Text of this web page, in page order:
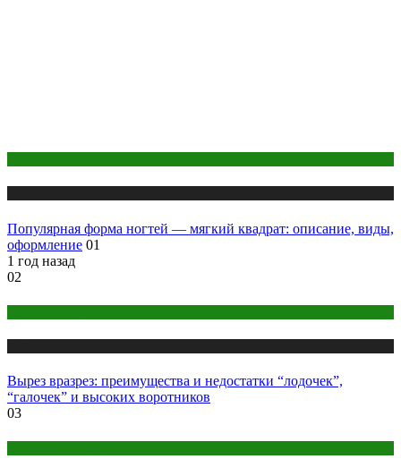
Популярная форма ногтей — мягкий квадрат: описание, виды,
оформление 01
1 год назад
02
Вырез вразрез: преимущества и недостатки “лодочек”,
“галочек” и высоких воротников
03